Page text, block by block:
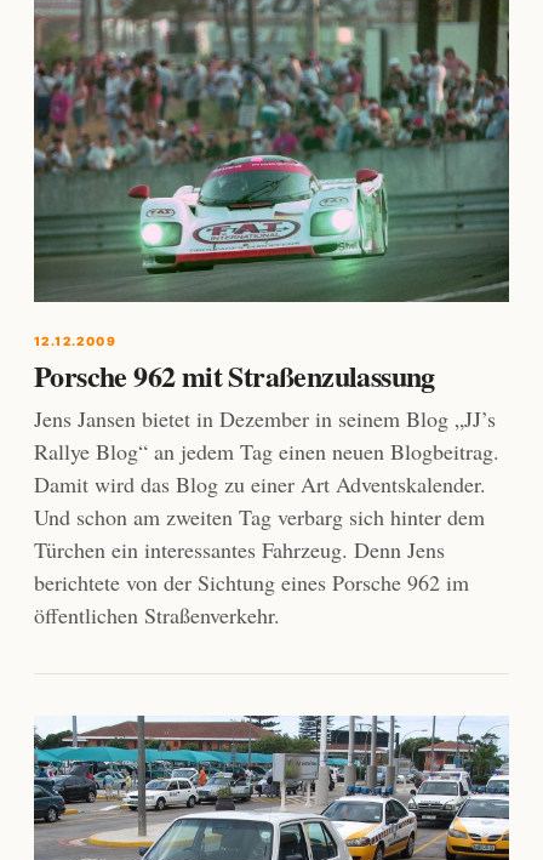
12.12.2009
Porsche 962 mit Straßenzulassung
Jens Jansen bietet in Dezember in seinem Blog „JJ’s
Rallye Blog“ an jedem Tag einen neuen Blogbeitrag.
Damit wird das Blog zu einer Art Adventskalender.
Und schon am zweiten Tag verbarg sich hinter dem
Türchen ein interessantes Fahrzeug. Denn Jens
berichtete von der Sichtung eines Porsche 962 im
öffentlichen Straßenverkehr.